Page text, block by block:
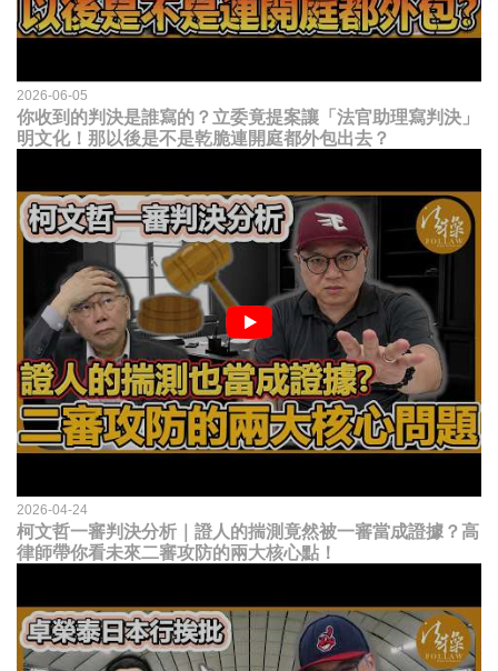
2026-06-05
你收到的判決是誰寫的？立委竟提案讓「法官助理寫判決」
明文化！那以後是不是乾脆連開庭都外包出去？
2026-04-24
柯文哲一審判決分析｜證人的揣測竟然被一審當成證據？高
律師帶你看未來二審攻防的兩大核心點！